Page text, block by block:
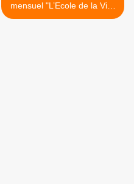
mensuel "L’Ecole de la Vie"
sur l'éducation >